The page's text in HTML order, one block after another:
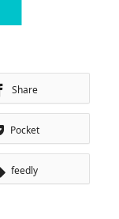
Share
Pocket
feedly